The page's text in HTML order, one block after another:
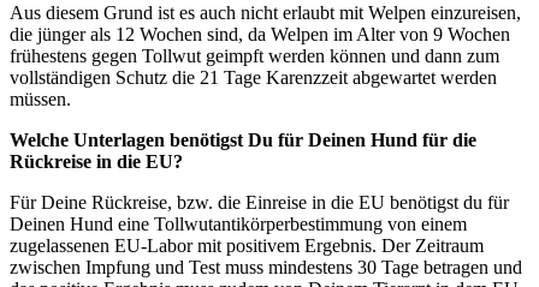
Aus diesem Grund ist es auch nicht erlaubt mit Welpen einzureisen,
die jünger als 12 Wochen sind, da Welpen im Alter von 9 Wochen
frühestens gegen Tollwut geimpft werden können und dann zum
vollständigen Schutz die 21 Tage Karenzzeit abgewartet werden
müssen.
Welche Unterlagen benötigst Du für Deinen Hund für die
Rückreise in die EU?
Für Deine Rückreise, bzw. die Einreise in die EU benötigst du für
Deinen Hund eine Tollwutantikörperbestimmung von einem
zugelassenen EU-Labor mit positivem Ergebnis. Der Zeitraum
zwischen Impfung und Test muss mindestens 30 Tage betragen und